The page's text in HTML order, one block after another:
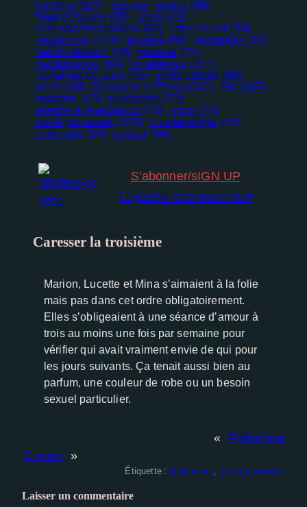
femdom (127) femmes rondes (90)
fouet et fessée (35) gants (99)
godemichés et objets (96) latex et cuir (53)
lesbiennes (403) lunettes (61) léchouille (37)
maillot de bain (28) masque (21)
masturbation (62) nymphettes (157)
pantalons et jeans (35) petite culotte (68)
seins (44) Shemales et Trans (243) SM (117)
sodomie (42) soubrettes (27)
sperme et éjaculation (43) sport (22)
trio et partouzes (309) troisième âge (83)
uniformes (28) voyeur (96)
S’abonner/sIGN UP
Login/SE CONNECTER
Caresser la troisième
Marion, Lucette et Mina s’aimaient à la folie
mais pas dans cet ordre obligatoirement.
Elles s’obligeaient à une séance d’amour à
trois au moins une fois par semaine pour
vérifier qui avait vraiment envie de qui pour
les jours suivants. Ça tenait aussi bien au
parfum, une couleur de robe ou un besoin
sexuel particulier.
«
Précédent
Suivant »
Étiquette : lesbiennes , trio et partouzes
Laisser un commentaire
Nécessaire
Ces cookies
ne sont pas
nécessaires au
fonctionnement
du site Web.
Experience
site Web
fonctionne
aussi bien
que possible
lors de votre
visite. Si vous
refusez ces
cookies,
certaines